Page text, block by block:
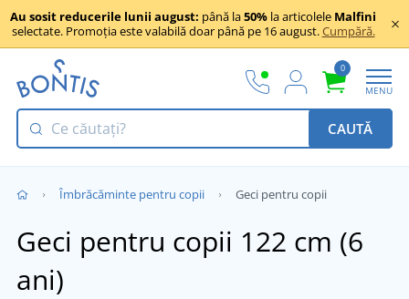
Au sosit reducerile lunii august: până la50% la articolele Malfini
selectate. Promoția este valabilă doar până pe 16 august.Cumpără.
0
MENU
CAUTĂ
Îmbrăcăminte pentru copii Geci pentru copii
Geci pentru copii 122 cm (6
ani)